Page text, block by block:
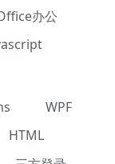
办公
WPF
HTML